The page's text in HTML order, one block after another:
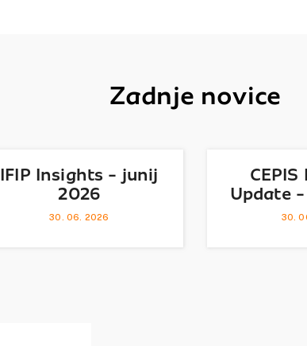
Zadnje novice
IFIP Insights - junij
2026
30. 06. 2026
Update
30.